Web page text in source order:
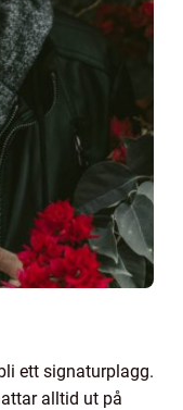
ett signaturplagg.
alltid ut på